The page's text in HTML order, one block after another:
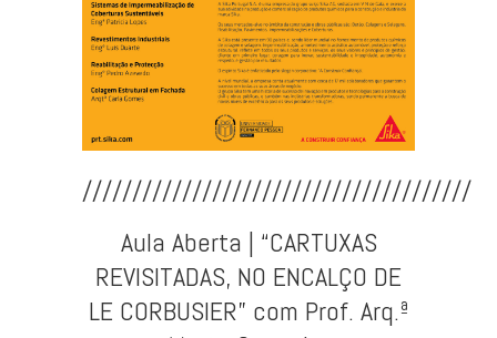
///////////////////////////////////////
Aula Aberta | “CARTUXAS
REVISITADAS, NO ENCALÇO DE
LE CORBUSIER” com Prof. Arq.ª